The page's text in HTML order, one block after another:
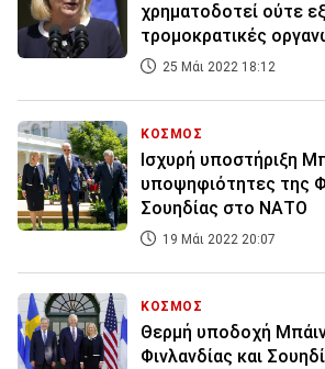
χρηματοδοτεί ούτε
τρομοκρατικές
25 Μάι 2022 18:12
ΚΟΣΜΟΣ
Ισχυρή υποστήριξη
υποψηφιότητες της
Σουηδίας στο ΝΑΤΟ
19 Μάι 2022 20:07
ΚΟΣΜΟΣ
Θερμή υποδοχή
Φινλανδίας και